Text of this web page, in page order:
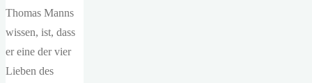
Thomas Manns
wissen, ist, dass
er eine der vier
Lieben des